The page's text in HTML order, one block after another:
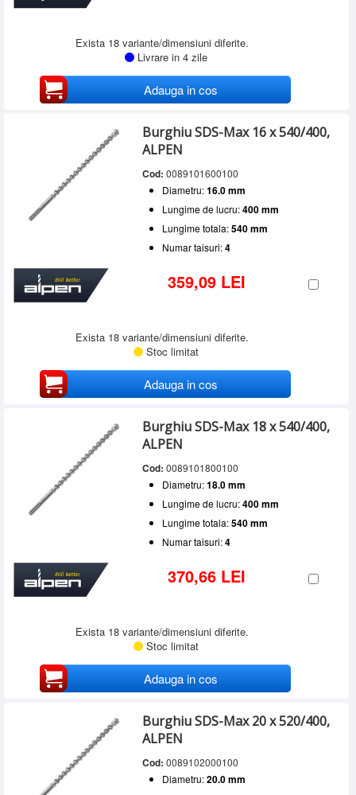
Exista 18 variante/dimensiuni diferite.
Livrare in 4 zile
Adauga in cos
Burghiu SDS-Max 16 x 540/400,
ALPEN
Cod: 0089101600100
Diametru:16.0 mm
Lungime de lucru:400 mm
Lungime totala:540 mm
Numar taisuri:4
359,09 LEI
Exista 18 variante/dimensiuni diferite.
Stoc limitat
Adauga in cos
Burghiu SDS-Max 18 x 540/400,
ALPEN
Cod: 0089101800100
Diametru:18.0 mm
Lungime de lucru:400 mm
Lungime totala:540 mm
Numar taisuri:4
370,66 LEI
Exista 18 variante/dimensiuni diferite.
Stoc limitat
Adauga in cos
Burghiu SDS-Max 20 x 520/400,
ALPEN
Cod: 0089102000100
Diametru:20.0 mm